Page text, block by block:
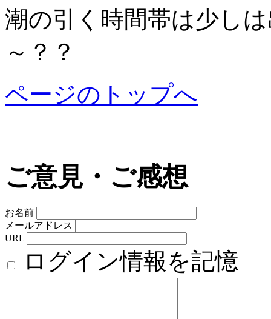
潮の引く時間帯は少し
～？？
ページのトップへ
ご意見・ご感想
お名前
メールアドレス
URL
ログイン情報を記憶